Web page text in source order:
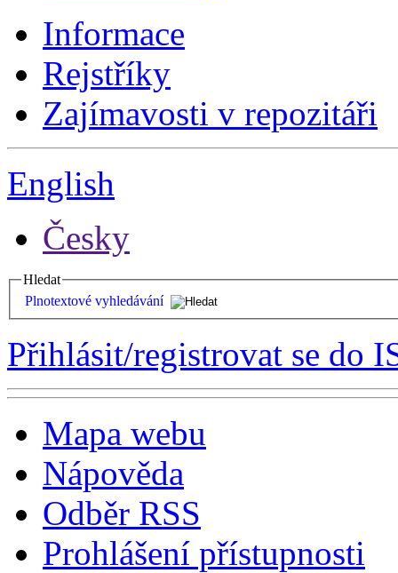
Informace
Rejstříky
Zajímavosti v repozitáři
English
Česky
Hledat
Plnotextové vyhledávání
Přihlásit/registrovat se do
Mapa webu
Nápověda
Odběr RSS
Prohlášení přístupnosti